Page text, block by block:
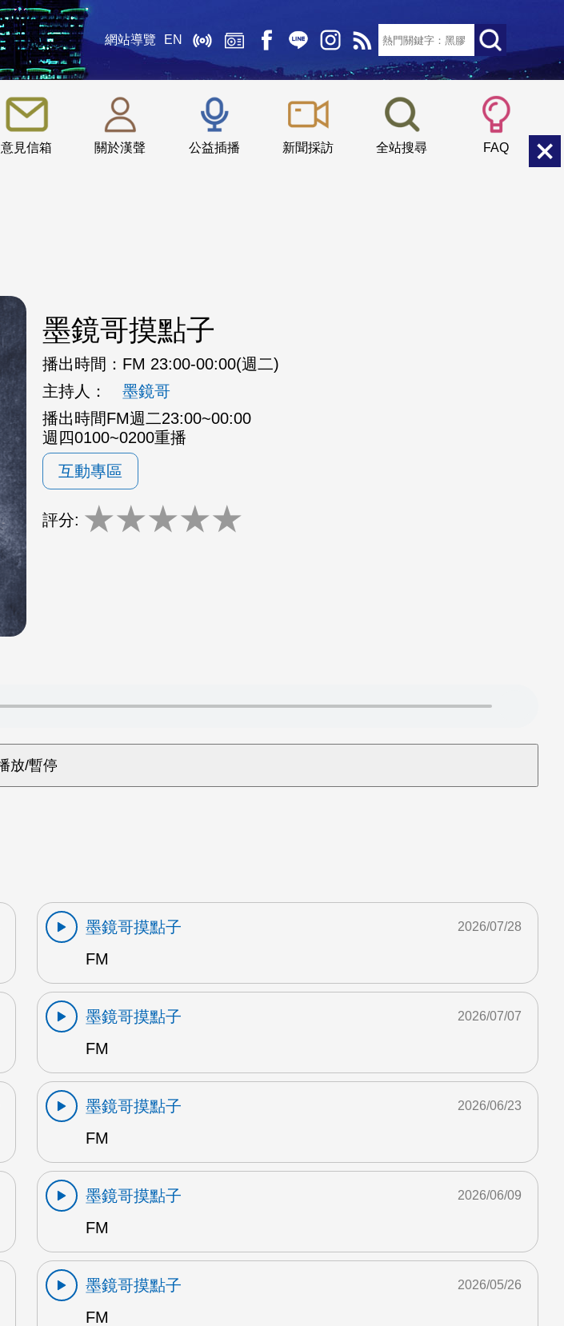
網站導覽 EN
意見信箱 關於漢聲 公益插播 新聞採訪 全站搜尋 FAQ
::: 小 中
墨鏡哥摸點子
播出時間： FM 23:00-00:00(週二)
主持人：
墨鏡哥
播出時間FM週二23:00~00:00
週四0100~0200重播
互動專區
評分: ★★★★★
墨鏡哥摸點子
FM
2026/07/28
墨鏡哥摸點子
FM
2026/07/07
墨鏡哥摸點子
FM
2026/06/23
墨鏡哥摸點子
FM
2026/06/09
墨鏡哥摸點子
FM
2026/05/26